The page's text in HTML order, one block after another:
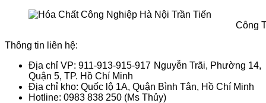
Công
Thông tin liên hệ:
Địa chỉ VP: 911-913-915-917 Nguyễn Trãi, Phường 14,
Quận 5, TP. Hồ Chí Minh
Địa chỉ kho: Quốc lộ 1A, Quận Bình Tân, Hồ Chí Minh
Hotline: 0983 838 250 (Ms Thủy)